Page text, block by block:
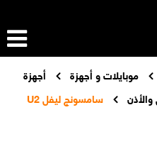
موبايلات و أجهزة
أجهزة
سامسونج ليفل U2